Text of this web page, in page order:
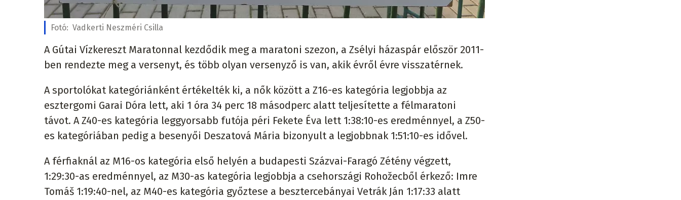
Fotó: Vadkerti Neszméri Csilla
A Gútai Vízkereszt Maratonnal kezdődik meg a maratoni szezon, a Zsélyi házaspár először 2011-
ben rendezte meg a versenyt, és több olyan versenyző is van, akik évről évre visszatérnek.
A sportolókat kategóriánként értékelték ki, a nők között a Z16-es kategória legjobbja az
esztergomi Garai Dóra lett, aki 1 óra 34 perc 18 másodperc alatt teljesítette a félmaratoni
távot. A Z40-es kategória leggyorsabb futója péri Fekete Éva lett 1:38:10-es eredménnyel, a Z50-
es kategóriában pedig a besenyői Deszatová Mária bizonyult a legjobbnak 1:51:10-es idővel.
A férfiaknál az M16-os kategória első helyén a budapesti Százvai-Faragó Zétény végzett,
1:29:30-as eredménnyel, az M30-as kategória legjobbja a csehországi Rohožecből érkező: Imre
Tomáš 1:19:40-nel, az M40-es kategória győztese a besztercebányai Vetrák Ján 1:17:33 alatt